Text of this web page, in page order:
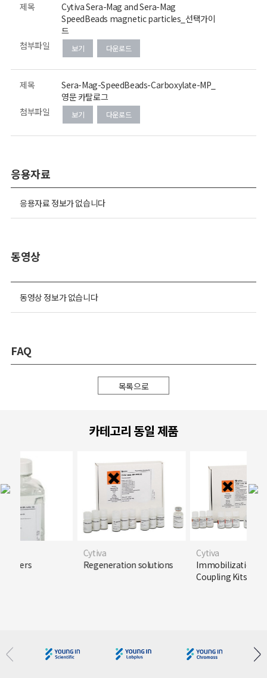
제목
Cytiva Sera-Mag and Sera-Mag
SpeedBeads magnetic particles_선택가이
드
첨부파일
보기 다운로드
제목
Sera-Mag-SpeedBeads-Carboxylate-MP_
영문 카탈로그
첨부파일
보기 다운로드
응용자료
응용자료 정보가 없습니다
동영상
동영상 정보가 없습니다
FAQ
목록으로
카테고리 동일 제품
buffers
Cytiva
Regeneration solutions
Cytiva
Immobilization
Coupling Kits